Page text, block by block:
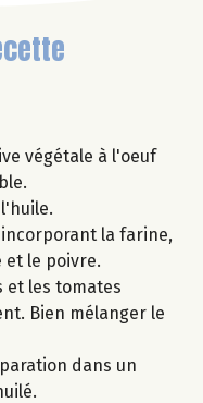
végétale à l'oeuf
la farine,
et le poivre.
et les tomates
Bien mélanger le
dans un